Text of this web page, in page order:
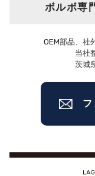
ボルボ専
OEM部品、社
当社
茨城